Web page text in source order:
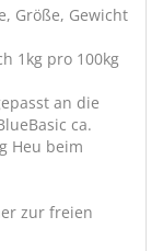
Größe, Gewicht
1kg pro 100kg
an die
ca.
Heu beim
zur freien